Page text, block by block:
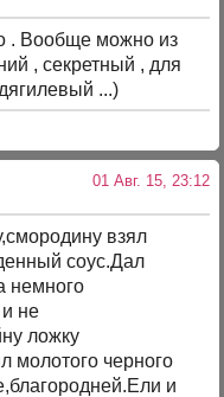
. Вообще можно из
, секретный , для
...)
01 Авг. 15, 23:12
взял
соус.Дал
немного
не
ложку
молотого черного
и